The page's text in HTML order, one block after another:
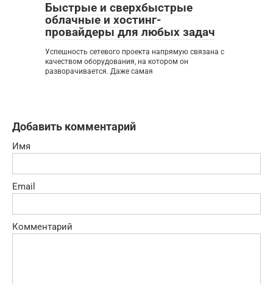
Быстрые и сверхбыстрые
облачные и хостинг-
провайдеры для любых задач
Успешность сетевого проекта напрямую связана с
качеством оборудования, на котором он
разворачивается. Даже самая
Добавить комментарий
Имя
Email
Комментарий